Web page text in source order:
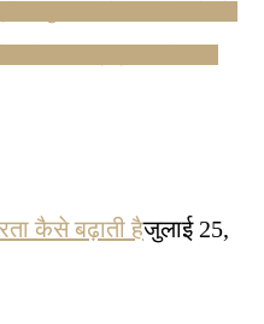
कैसे बढ़ाती हैजुलाई 25,